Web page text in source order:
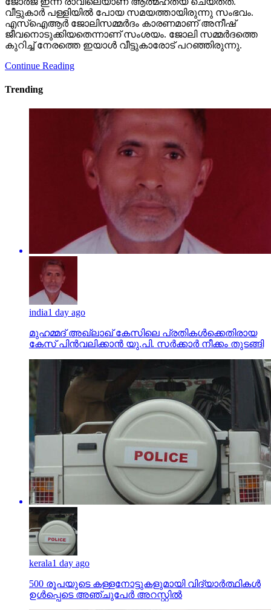
വീട്ടുകാര്‍ പള്ളിയില്‍ പോയ സമയത്തായിരുന്നു സംഭവം.
എസ്‌ഐആര്‍ ജോലിസമ്മര്‍ദം കാരണമാണ് അനീഷ്
ജീവനൊടുക്കിയതെന്നാണ് സംശയം. ജോലി സമ്മര്‍ദത്തെ
കുറിച്ച് നേരത്തെ ഇയാള്‍ വീട്ടുകാരോട് പറഞ്ഞിരുന്നു.
Continue Reading
Trending
india1 day ago
മുഹമ്മദ് അഖ്‌ലാഖ് കേസിലെ പ്രതികള്‍ക്കെതിരായ
കേസ് പിന്‍വലിക്കാന്‍ യു.പി. സര്‍ക്കാര്‍ നീക്കം തുടങ്ങി
kerala1 day ago
500 രൂപയുടെ കള്ളനോട്ടുകളുമായി വിദ്യാര്‍ത്ഥികള്‍
ഉള്‍പ്പെടെ അഞ്ചുപേര്‍ അറസ്റ്റില്‍